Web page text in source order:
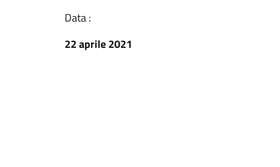
Data :
22 aprile 2021